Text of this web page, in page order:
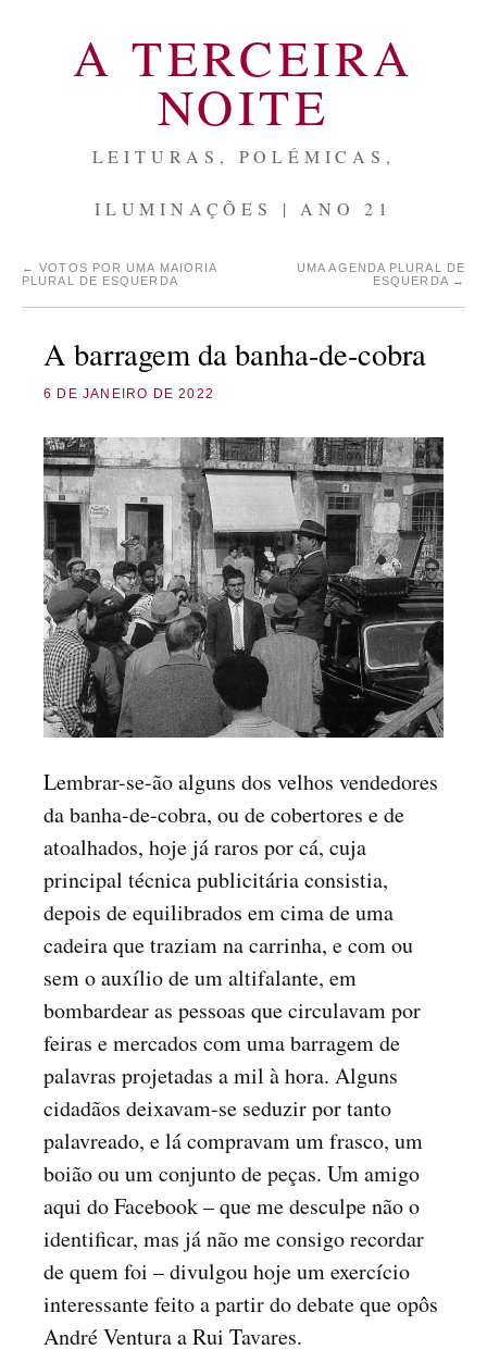
A TERCEIRA
NOITE
LEITURAS, POLÉMICAS,
ILUMINAÇÕES | ANO 21
← VOTOS POR UMA MAIORIA
PLURAL DE ESQUERDA
UMA AGENDA PLURAL DE
ESQUERDA →
A barragem da banha-de-cobra
6 DE JANEIRO DE 2022
Lembrar-se-ão alguns dos velhos vendedores
da banha-de-cobra, ou de cobertores e de
atoalhados, hoje já raros por cá, cuja
principal técnica publicitária consistia,
depois de equilibrados em cima de uma
cadeira que traziam na carrinha, e com ou
sem o auxílio de um altifalante, em
bombardear as pessoas que circulavam por
feiras e mercados com uma barragem de
palavras projetadas a mil à hora. Alguns
cidadãos deixavam-se seduzir por tanto
palavreado, e lá compravam um frasco, um
boião ou um conjunto de peças. Um amigo
aqui do Facebook – que me desculpe não o
identificar, mas já não me consigo recordar
de quem foi – divulgou hoje um exercício
interessante feito a partir do debate que opôs
André Ventura a Rui Tavares.